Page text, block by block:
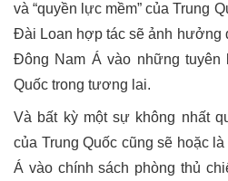
và “quyền lực mềm” của Trung
Đài Loan hợp tác sẽ ảnh hưởng
Đông Nam Á vào những tuyên
Quốc trong tương lai.
Và bất kỳ một sự không nhất
của Trung Quốc cũng sẽ hoặc
Á vào chính sách phòng thủ